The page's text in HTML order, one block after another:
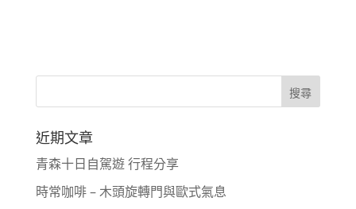
近期文章
青森十日自駕遊 行程分享
時常咖啡 – 木頭旋轉門與歐式氣息